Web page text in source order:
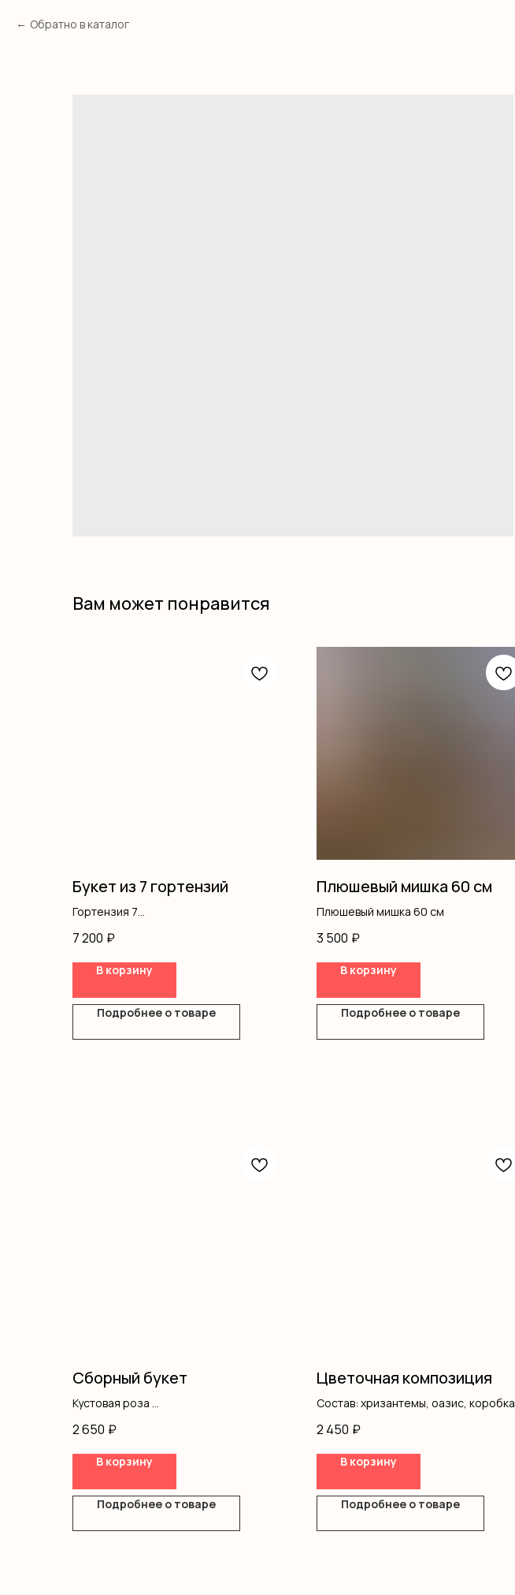
Обратно в каталог
Вам может понравится
Букет из 7 гортензий
Гортензия 7
Оформление плёнка матовая 1
7 200 ₽
В корзину
Подробнее о товаре
Плюшевый мишка 60 см
Плюшевый мишка 60 см
3 500 ₽
В корзину
Подробнее о товаре
Сборный букет
Кустовая роза
Хризантемы
Писташ
Оформление
2 650 ₽
В корзину
Подробнее о товаре
Цветочная композиция
Состав: хризантемы, оазис, коробка
2 450 ₽
В корзину
Подробнее о товаре